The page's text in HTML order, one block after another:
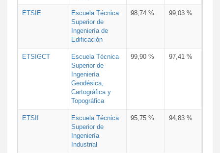
ETSIE
Escuela Técnica
Superior de
Ingeniería de
Edificación
98,74 % 99,03 %
ETSIGCT
Escuela Técnica
Superior de
Ingeniería
Geodésica,
Cartográfica y
Topográfica
99,90 % 97,41 %
ETSII
Escuela Técnica
Superior de
Ingeniería
Industrial
95,75 % 94,83 %